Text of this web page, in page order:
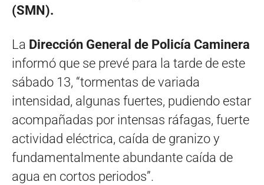
(SMN).
La Dirección General de Policía Caminera
informó que se prevé para la tarde de este
sábado 13, “tormentas de variada
intensidad, algunas fuertes, pudiendo estar
acompañadas por intensas ráfagas, fuerte
actividad eléctrica, caída de granizo y
fundamentalmente abundante caída de
agua en cortos periodos”.